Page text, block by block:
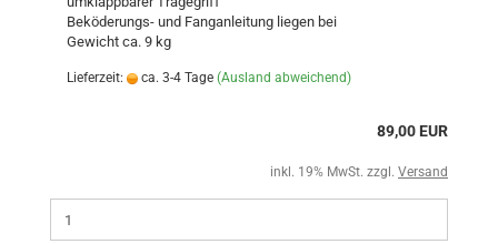
Beköderungs- und Fanganleitung liegen bei
Gewicht ca. 9 kg
Lieferzeit: ca. 3-4 Tage (Ausland abweichend)
89,00 EUR
inkl. 19% MwSt. zzgl. Versand